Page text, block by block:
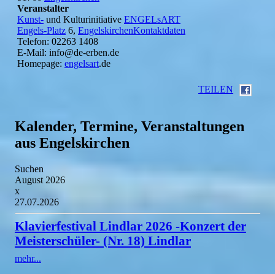
Veranstalter
Kunst- und Kulturinitiative ENGELsART
Engels-Platz 6, EngelskirchenKontaktdaten
Telefon: 02263 1408
E-Mail: info@de-erben.de
Homepage: engelsart.de
TEILEN
Kalender, Termine, Veranstaltungen
aus Engelskirchen
Suchen
August 2026
x
27.07.2026
Klavierfestival Lindlar 2026 -Konzert der
Meisterschüler- (Nr. 18) Lindlar
mehr...